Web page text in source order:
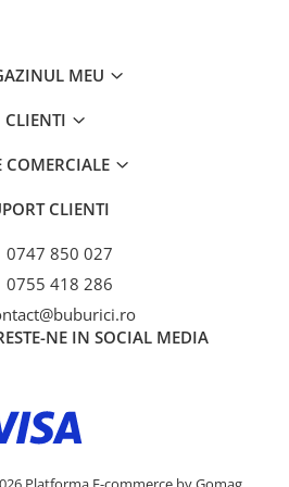
înainte de utilizare
MEU
CLIENTI
COMERCIALE
CLIENTI
0747 850 027
0755 418 286
NE IN SOCIAL MEDIA